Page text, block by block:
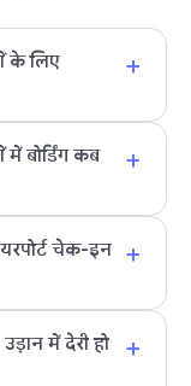
के लिए
+
बोर्डिंग कब
+
चेक-इन
+
में देरी हो
+